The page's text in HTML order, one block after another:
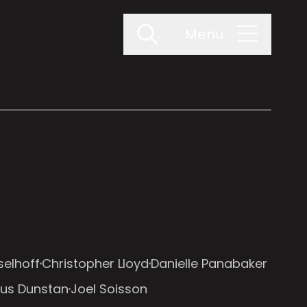
Christopher LloydDanielle Panabaker
DunstanJoel Soisson